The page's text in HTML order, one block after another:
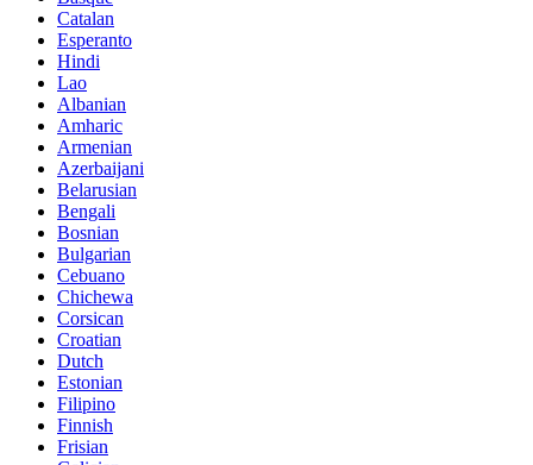
Catalan
Esperanto
Hindi
Lao
Albanian
Amharic
Armenian
Azerbaijani
Belarusian
Bengali
Bosnian
Bulgarian
Cebuano
Chichewa
Corsican
Croatian
Dutch
Estonian
Filipino
Finnish
Frisian